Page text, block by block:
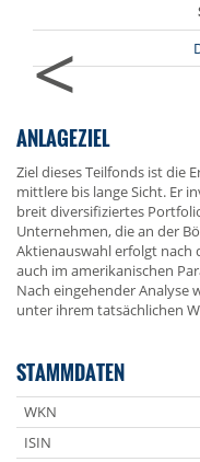
<
ANLAGEZIEL
Ziel dieses Teilfonds ist die
mittlere bis lange Sicht. Er
breit diversifiziertes
Unternehmen, die an der
Aktienauswahl erfolgt nach
auch im amerikanischen
Nach eingehender Analyse
unter ihrem tatsächlichen
STAMMDATEN
WKN
ISIN